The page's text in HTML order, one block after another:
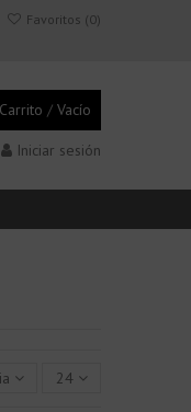
Favoritos (0)
Carrito / Vacío
Iniciar sesión
24